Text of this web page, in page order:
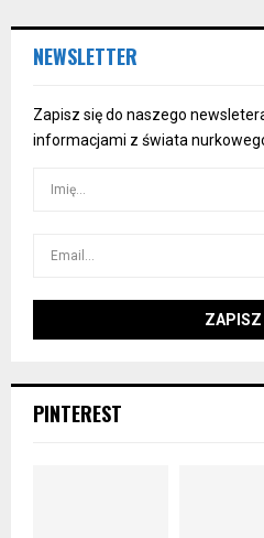
NEWSLETTER
Zapisz się do naszego
informacjami z świata
PINTEREST